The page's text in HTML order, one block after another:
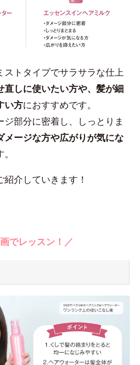
ストタイプでサラサラな仕上
直しに使いたい方や、髪が細
い方におすすめです。
部分に密着し、しっとりま
メージな方や広がりが気にな
介していきます！
でレッスン！／